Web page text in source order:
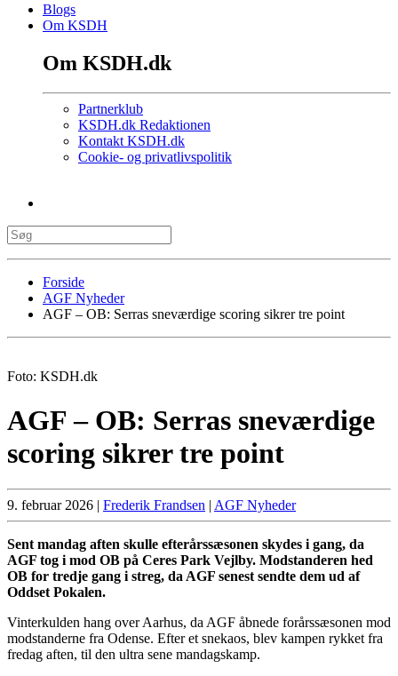
Blogs
Om KSDH
Om KSDH.dk
Partnerklub
KSDH.dk Redaktionen
Kontakt KSDH.dk
Cookie- og privatlivspolitik
Forside
AGF Nyheder
AGF – OB: Serras sneværdige scoring sikrer tre point
Foto: KSDH.dk
AGF – OB: Serras sneværdige
scoring sikrer tre point
9. februar 2026 | Frederik Frandsen | AGF Nyheder
Sent mandag aften skulle efterårssæsonen skydes i gang, da
AGF tog i mod OB på Ceres Park Vejlby. Modstanderen hed
OB for tredje gang i streg, da AGF senest sendte dem ud af
Oddset Pokalen.
Vinterkulden hang over Aarhus, da AGF åbnede forårssæsonen mod
modstanderne fra Odense. Efter et snekaos, blev kampen rykket fra
fredag aften, til den ultra sene mandagskamp.